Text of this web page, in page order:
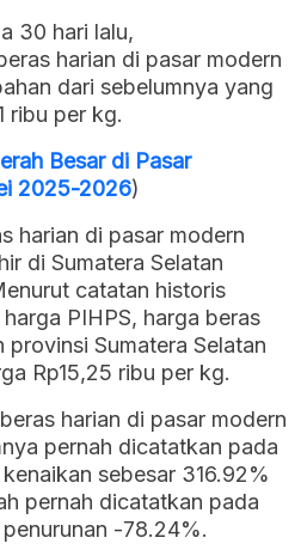
30 hari lalu,
harian di pasar modern
dari sebelumnya yang
ribu per kg.
Besar di Pasar
2025-2026)
harian di pasar modern
di Sumatera Selatan
catatan historis
PIHPS, harga beras
provinsi Sumatera Selatan
Rp15,25 ribu per kg.
harian di pasar modern
pernah dicatatkan pada
sebesar 316.92%
pernah dicatatkan pada
-78.24%.